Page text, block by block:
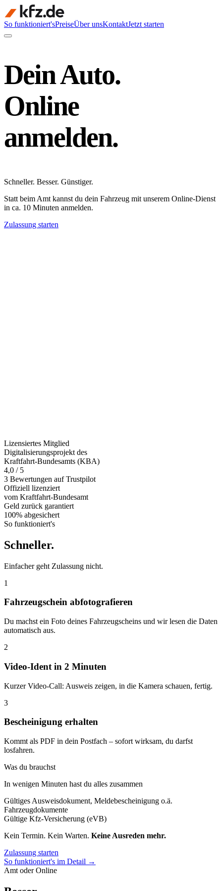
So funktioniert'sPreiseÜber unsKontaktJetzt starten
Dein Auto.
Online
anmelden.
Schneller. Besser. Günstiger.
Statt beim Amt kannst du dein Fahrzeug mit unserem Online-Dienst
in ca. 10 Minuten anmelden.
Zulassung starten
Lizensiertes Mitglied
Digitalisierungsprojekt des
Kraftfahrt-Bundesamts (KBA)
4,0 / 5
3 Bewertungen auf Trustpilot
Offiziell lizenziert
vom Kraftfahrt-Bundesamt
Geld zurück garantiert
100% abgesichert
So funktioniert's
Schneller.
Einfacher geht Zulassung nicht.
1
Fahrzeugschein abfotografieren
Du machst ein Foto deines Fahrzeugscheins und wir lesen die Daten
automatisch aus.
2
Video-Ident in 2 Minuten
Kurzer Video-Call: Ausweis zeigen, in die Kamera schauen, fertig.
3
Bescheinigung erhalten
Kommt als PDF in dein Postfach – sofort wirksam, du darfst
losfahren.
Was du brauchst
In wenigen Minuten hast du alles zusammen
Gültiges Ausweisdokument, Meldebescheinigung o.ä.
Fahrzeugdokumente
Gültige Kfz-Versicherung (eVB)
Kein Termin. Kein Warten. Keine Ausreden mehr.
Zulassung starten
So funktioniert's im Detail →
Amt oder Online